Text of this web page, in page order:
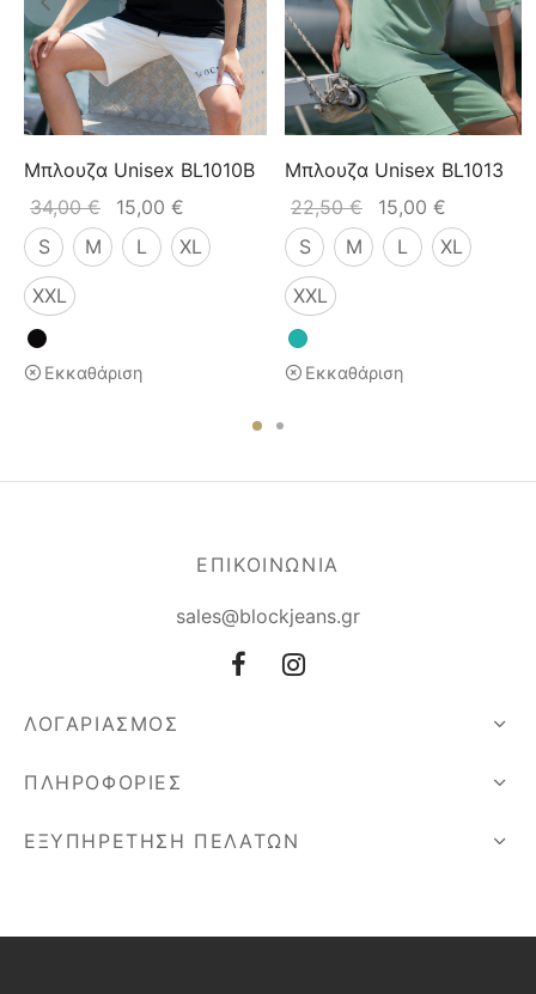
Μπλουζα Unisex BL1010B
34,00€ 15,00 €
S
M L XL
XXL
Εκκαθάριση
Μπλουζα Unisex BL1013
22,50€ 15,00 €
S
M L XL
XXL
Εκκαθάριση
ΕΠΙΚΟΙΝΩΝΙΑ
sales@blockjeans.gr
ΛΟΓΑΡΙΑΣΜΟΣ
ΠΛΗΡΟΦΟΡΙΕΣ
ΕΞΥΠΗΡΕΤΗΣΗ ΠΕΛΑΤΩΝ